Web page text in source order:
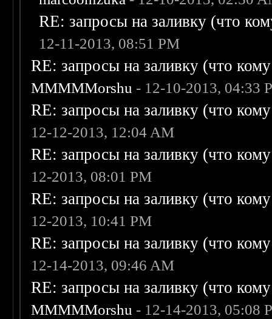
RE: запросы на заливку (что
12-11-2013, 08:51 PM
RE: запросы на заливку (что
MMMMMorshu - 12-10-2013, 04:33
RE: запросы на заливку (что
12-12-2013, 12:04 AM
RE: запросы на заливку (что
12-2013, 08:01 PM
RE: запросы на заливку (что
12-2013, 10:41 PM
RE: запросы на заливку (что
12-14-2013, 09:46 AM
RE: запросы на заливку (что
MMMMMorshu - 12-14-2013, 05:08